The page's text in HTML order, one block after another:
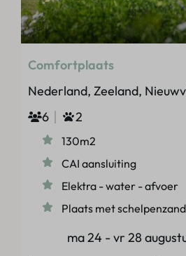
Comfortplaats
Nederland, Zeeland,
6
2
130m2
CAI aansluiting
Elektra - water - afvoer
Plaats met
ma 24 - vr 28